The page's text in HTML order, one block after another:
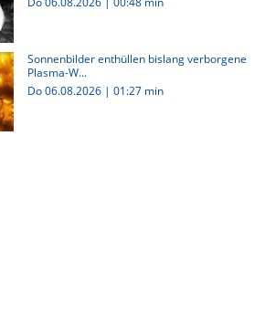
Sonnenbilder enthüllen bislang verborgene
Plasma-W...
Do 06.08.2026 | 01:27 min